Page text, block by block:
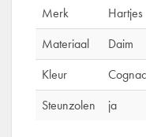
Merk
Hartjes
Materiaal
Daim
Kleur
Cognac
Steunzolen
ja